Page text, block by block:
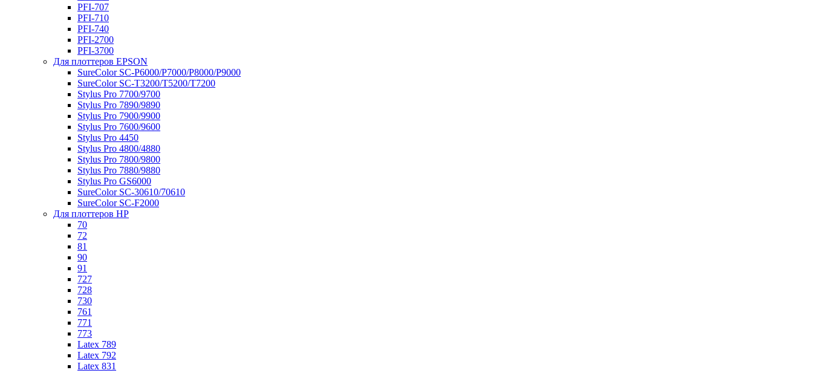
PFI-707
PFI-710
PFI-740
PFI-2700
PFI-3700
Для плоттеров EPSON
SureColor SC-P6000/P7000/P8000/P9000
SureColor SC-Т3200/T5200/T7200
Stylus Pro 7700/9700
Stylus Pro 7890/9890
Stylus Pro 7900/9900
Stylus Pro 7600/9600
Stylus Pro 4450
Stylus Pro 4800/4880
Stylus Pro 7800/9800
Stylus Pro 7880/9880
Stylus Pro GS6000
SureColor SC-30610/70610
SureColor SC-F2000
Для плоттеров HP
70
72
81
90
91
727
728
730
761
771
773
Latex 789
Latex 792
Latex 831